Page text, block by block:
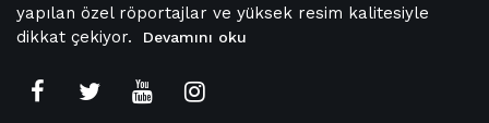
yapılan özel röportajlar ve yüksek resim kalitesiyle
dikkat çekiyor.
Devamını oku